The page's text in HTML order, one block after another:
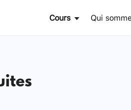
Cours Qui